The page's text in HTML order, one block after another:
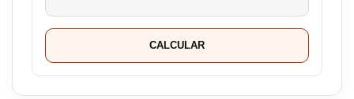
CALCULAR